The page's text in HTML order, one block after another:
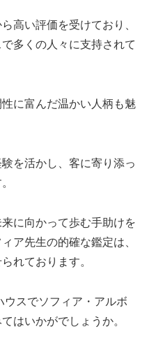
高い評価を受けており、
多くの人々に支持されて
に富んだ温かい人柄も魅
を活かし、客に寄り添っ
に向かって歩む手助けを
ア先生の的確な鑑定は、
れております。
ウスでソフィア・アルボ
はいかがでしょうか。